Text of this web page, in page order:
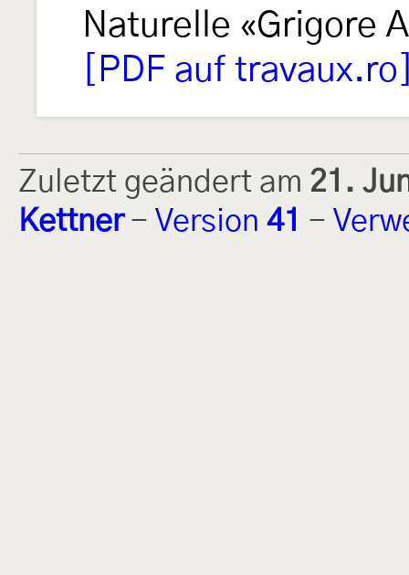
Naturelle «Grigore
[PDF auf
Zuletzt geändert am 21.
Kettner- Version 41 -